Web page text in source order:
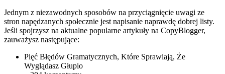
Jednym z niezawodnych sposobów na przyciągnięcie uwagi ze
stron napędzanych społecznie jest napisanie naprawdę dobrej listy.
Jeśli spojrzysz na aktualne popularne artykuły na CopyBlogger,
zauważysz następujące:
Pięć Błędów Gramatycznych, Które Sprawiają, Że
Wyglądasz Głupio